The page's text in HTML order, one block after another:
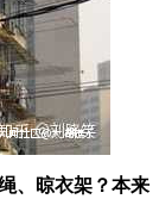
、晾衣架？本来